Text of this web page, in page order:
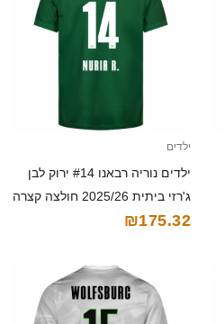
ילדים
ילדים נוריה רבאנו #14 ירוק לבן
ג'רזי ביתית 2025/26 חולצה קצרה
₪175.32